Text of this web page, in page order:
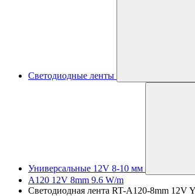
Светодиодные ленты
Универсальные 12V 8-10 мм
A120 12V 8mm 9.6 W/m
Светодиодная лента RT-A120-8mm 12V